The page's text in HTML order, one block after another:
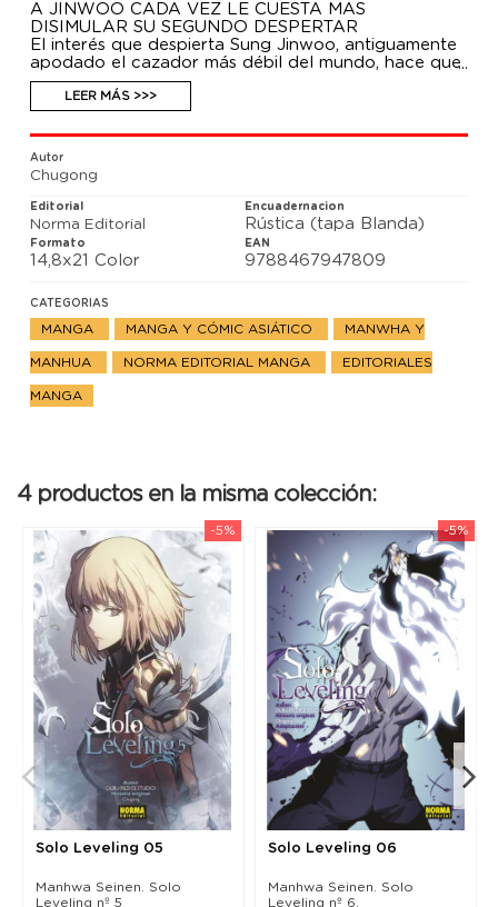
A JINWOO CADA VEZ LE CUESTA MÁS
DISIMULAR SU SEGUNDO DESPERTAR
El interés que despierta Sung Jinwoo, antiguamente
apodado el cazador más débil del mundo, hace que
algunos de los pesos pesados de los gremios de
cazadores decidan investigarlo o incluso reclutarlo,
al sospechar que algo pasó en la mazmorra doble.
Pero Jinwoo se ha ganado a un poderoso enemigo,
que parece estar dispuesto a todo con tal de
acabar con su vida...
LEER MÁS >>>
Autor
Chugong
Editorial
Norma Editorial
Encuadernacion
Rústica (tapa Blanda)
Formato
14,8x21 Color
EAN
9788467947809
CATEGORIAS
MANGA MANGA Y CÓMIC ASIÁTICO MANWHA Y
MANHUA NORMA EDITORIAL MANGA EDITORIALES
MANGA
4 productos en la misma colección:
-5%
Solo Leveling 05
Manhwa Seinen. Solo
Leveling nº 5
-5%
Solo Leveling 06
Manhwa Seinen. Solo
Leveling nº 6.